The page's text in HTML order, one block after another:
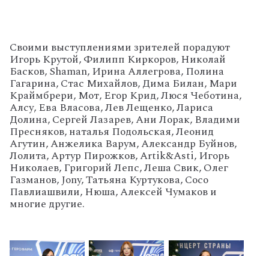
Своими выступлениями зрителей порадуют
Игорь Крутой, Филипп Киркоров, Николай
Басков, Shaman, Ирина Аллегрова, Полина
Гагарина, Стас Михайлов, Дима Билан, Мари
Краймбрери, Мот, Егор Крид, Люся Чеботина,
Алсу, Ева Власова, Лев Лещенко, Лариса
Долина, Сергей Лазарев, Ани Лорак, Владими
Пресняков, наталья Подольская, Леонид
Агутин, Анжелика Варум, Александр Буйнов,
Лолита, Артур Пирожков, Artik&Asti, Игорь
Николаев, Григорий Лепс, Леша Свик, Олег
Газманов, Jony, Татьяна Куртукова, Сосо
Павлиашвили, Нюша, Алексей Чумаков и
многие другие.
'